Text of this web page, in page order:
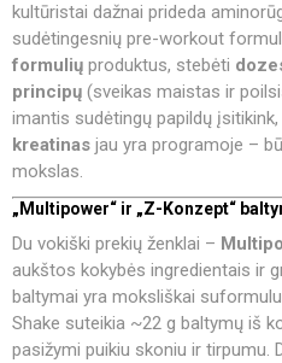
kultūristai dažnai prideda
sudėtingesnių pre-workout
formulių produktus, stebėti
principų (sveikas maistas ir
imantis sudėtingų papildų įsitikink,
kreatinas jau yra programoje –
mokslas.
„Multipower“ ir „Z-Konzept“
Du vokiški prekių ženklai –
aukštos kokybės ingredientais ir
baltymai yra moksliškai
Shake suteikia ~22 g baltymų iš
pasižymi puikiu skoniu ir tirpumu.